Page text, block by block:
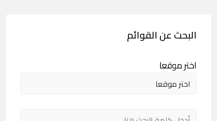
البحث عن القوائم
اختر موقعا